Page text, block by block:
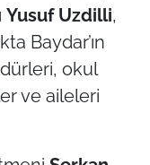
Yusuf Uzdilli,
Baydar’ın
okul
ve aileleri